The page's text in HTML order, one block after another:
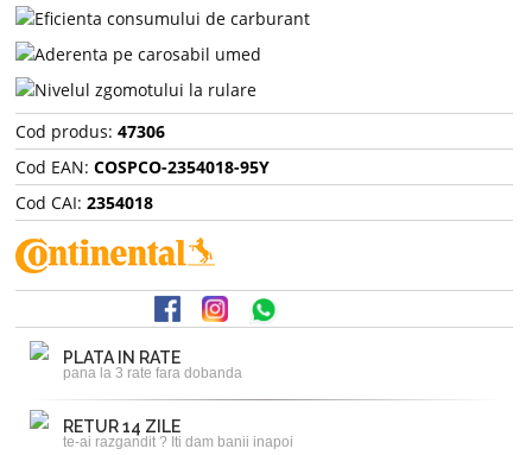
Cod produs: 47306
Cod EAN: COSPCO-2354018-95Y
Cod CAI: 2354018
PLATA IN RATE
pana la 3 rate fara dobanda
RETUR 14 ZILE
te-ai razgandit ? Iti dam banii inapoi